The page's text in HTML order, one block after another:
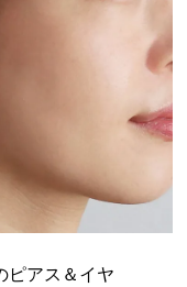
ピアス＆イヤ